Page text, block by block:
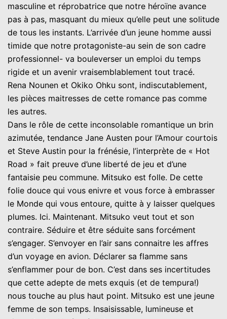
masculine et réprobatrice que notre héroïne avance
pas à pas, masquant du mieux qu’elle peut une solitude
de tous les instants. L’arrivée d’un jeune homme aussi
timide que notre protagoniste-au sein de son cadre
professionnel- va bouleverser un emploi du temps
rigide et un avenir vraisemblablement tout tracé.
Rena Nounen et Okiko Ohku sont, indiscutablement,
les pièces maitresses de cette romance pas comme
les autres.
Dans le rôle de cette inconsolable romantique un brin
azimutée, tendance Jane Austen pour l’Amour courtois
et Steve Austin pour la frénésie, l’interprète de « Hot
Road » fait preuve d’une liberté de jeu et d’une
fantaisie peu commune. Mitsuko est folle. De cette
folie douce qui vous enivre et vous force à embrasser
le Monde qui vous entoure, quitte à y laisser quelques
plumes. Ici. Maintenant. Mitsuko veut tout et son
contraire. Séduire et être séduite sans forcément
s’engager. S’envoyer en l’air sans connaitre les affres
d’un voyage en avion. Déclarer sa flamme sans
s’enflammer pour de bon. C’est dans ses incertitudes
que cette adepte de mets exquis (et de tempura!)
nous touche au plus haut point. Mitsuko est une jeune
femme de son temps. Insaisissable, lumineuse et